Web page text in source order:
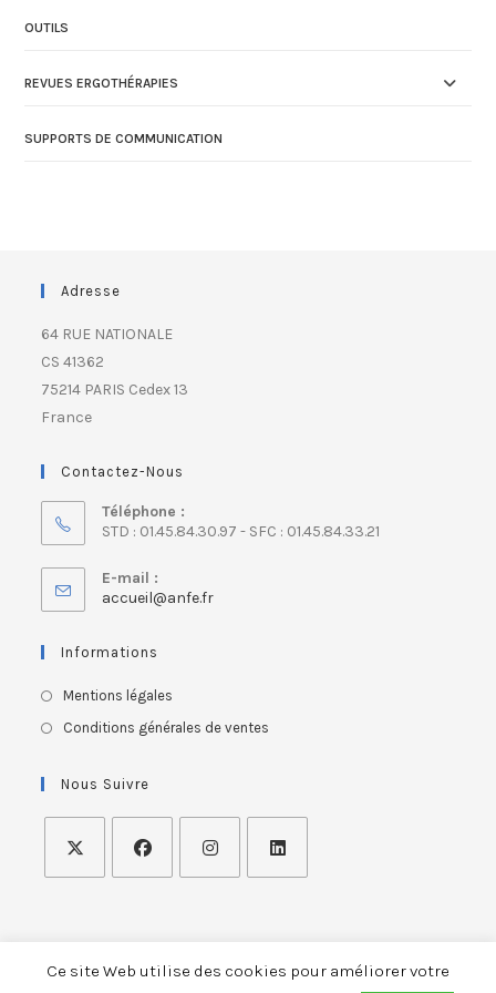
OUTILS
REVUES ERGOTHÉRAPIES
SUPPORTS DE COMMUNICATION
Adresse
64 RUE NATIONALE
CS 41362
75214 PARIS Cedex 13
France
Contactez-Nous
Téléphone :
STD : 01.45.84.30.97 - SFC : 01.45.84.33.21
E-mail :
accueil@anfe.fr
Informations
Mentions légales
Conditions générales de ventes
Nous Suivre
ASSOCIATION NATIONALE FRANÇAISE DES ERGOTHERAPEUTES
Ce site Web utilise des cookies pour améliorer votre